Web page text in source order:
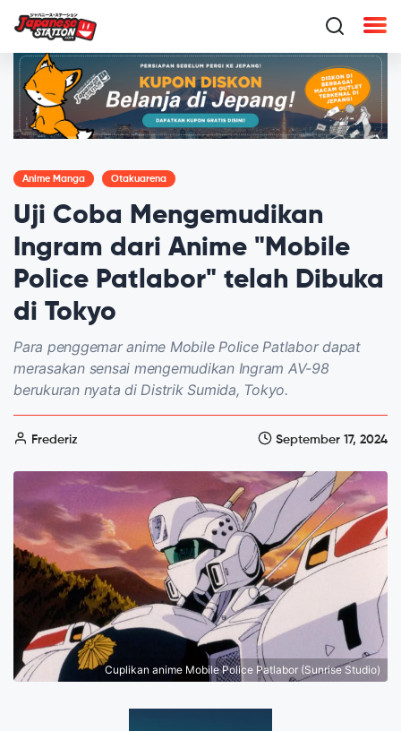
Anime Manga Otakuarena
Uji Coba Mengemudikan
Ingram dari Anime "Mobile
Police Patlabor" telah Dibuka
di Tokyo
Para penggemar anime Mobile Police Patlabor dapat
merasakan sensai mengemudikan Ingram AV-98
berukuran nyata di Distrik Sumida, Tokyo.
Frederiz September 17, 2024
Cuplikan anime Mobile Police Patlabor (Sunrise Studio)